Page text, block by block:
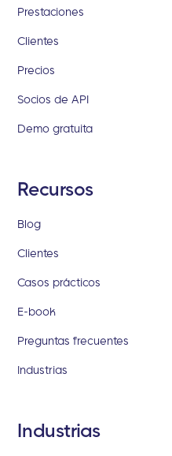
Prestaciones
Clientes
Precios
Socios de API
Demo gratuita
Recursos
Blog
Clientes
Casos prácticos
E-book
Preguntas frecuentes
Industrias
Industrias